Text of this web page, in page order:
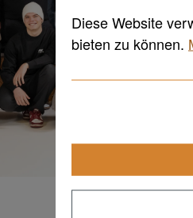
Diese Website
bieten zu können.